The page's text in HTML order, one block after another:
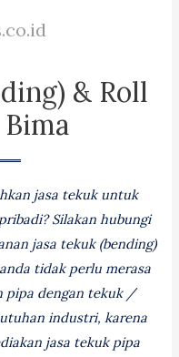
& Roll
jasa tekuk untuk
Silakan hubungi
jasa tekuk (bending)
tidak perlu merasa
pipa dengan tekuk /
industri, karena
jasa tekuk pipa